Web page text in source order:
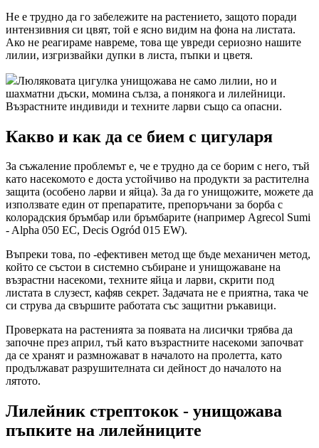
Не е трудно да го забележите на растението, защото поради
интензивния си цвят, той е ясно видим на фона на листата.
Ако не реагираме навреме, това ще увреди сериозно нашите
лилии, изгризвайки дупки в листа, пъпки и цветя.
Люляковата цигулка унищожава не само лилии, но и
шахматни дъски, момина сълза, а понякога и лилейници.
Възрастните индивиди и техните ларви също са опасни.
Какво и как да се бием с цигуларя
За съжаление проблемът е, че е трудно да се борим с него, тъй
като насекомото е доста устойчиво на продукти за растителна
защита (особено ларви и яйца). За да го унищожите, можете да
използвате един от препаратите, препоръчани за борба с
колорадския бръмбар или бръмбарите (например Agrecol Sumi
- Alpha 050 EC, Decis Ogród 015 EW).
Въпреки това, по -ефективен метод ще бъде механичен метод,
който се състои в системно събиране и унищожаване на
възрастни насекоми, техните яйца и ларви, скрити под
листата в слузест, кафяв секрет. Задачата не е приятна, така че
си струва да свършите работата със защитни ръкавици.
Проверката на растенията за появата на лисички трябва да
започне през април, тъй като възрастните насекоми започват
да се хранят и размножават в началото на пролетта, като
продължават разрушителната си дейност до началото на
лятото.
Лилейник стрептокок - унищожава
пъпките на лилейниците